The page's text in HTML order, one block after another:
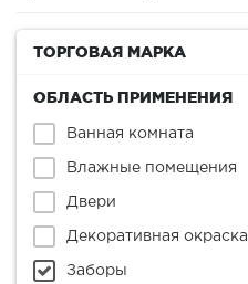
ТОРГОВАЯ МАРКА
ОБЛАСТЬ ПРИМЕНЕНИЯ
Ванная комната
Влажные помещения
Двери
Декоративная окраска
Заборы